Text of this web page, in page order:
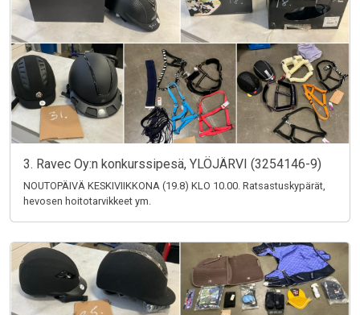
3. Ravec Oy:n konkurssipesä, YLÖJÄRVI (3254146-9)
NOUTOPÄIVÄ KESKIVIIKKONA (19.8) KLO 10.00. Ratsastuskypärät,
hevosen hoitotarvikkeet ym.